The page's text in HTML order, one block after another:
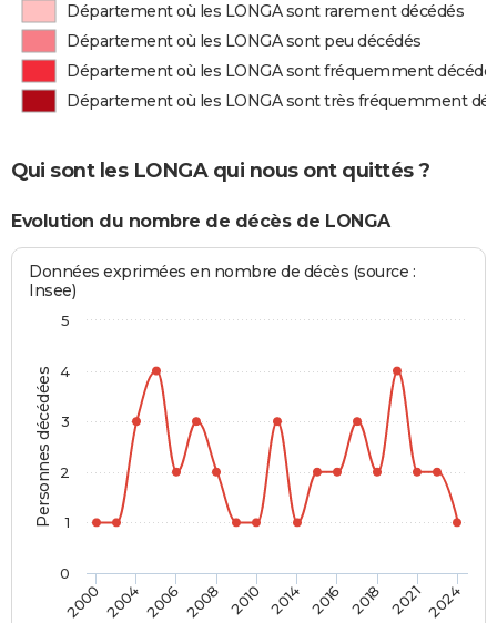
Département où les LONGA sont rarement décédés
Département où les LONGA sont peu décédés
Département où les LONGA sont fréquemment
Département où les LONGA sont très fréquemment
Qui sont les LONGA qui nous ont quittés ?
Evolution du nombre de décès de LONGA
Personnes décédées
Données exprimées en nombre de décès (source :
Insee)
2000 200420062008 2010 2014 2016 2018 20212024
0
1
2
3
4
5